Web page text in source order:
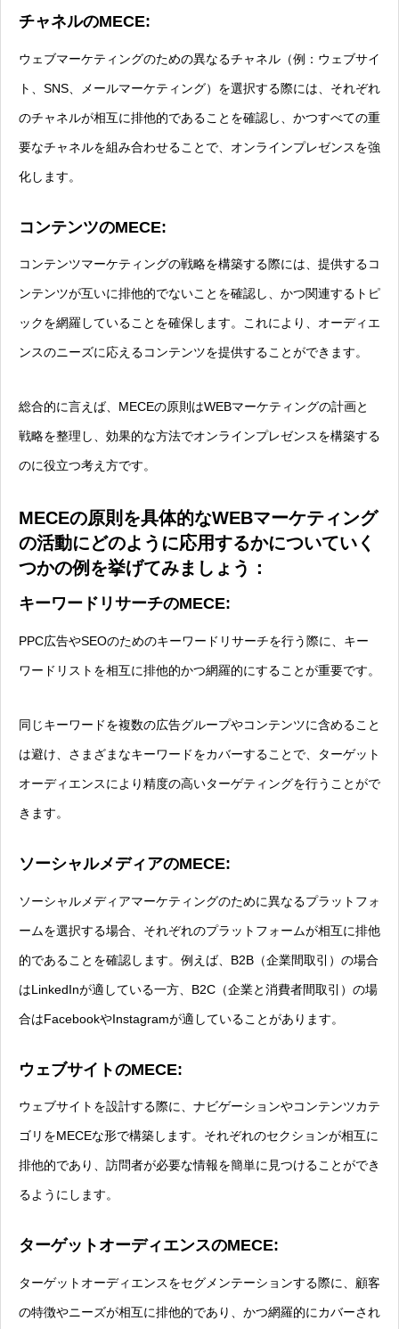
チャネルのMECE:
ウェブマーケティングのための異なるチャネル（例：ウェブサイ
ト、SNS、メールマーケティング）を選択する際には、それぞれ
のチャネルが相互に排他的であることを確認し、かつすべての重
要なチャネルを組み合わせることで、オンラインプレゼンスを強
化します。
コンテンツのMECE:
コンテンツマーケティングの戦略を構築する際には、提供するコ
ンテンツが互いに排他的でないことを確認し、かつ関連するトピ
ックを網羅していることを確保します。これにより、オーディエ
ンスのニーズに応えるコンテンツを提供することができます。
総合的に言えば、MECEの原則はWEBマーケティングの計画と
戦略を整理し、効果的な方法でオンラインプレゼンスを構築する
のに役立つ考え方です。
MECEの原則を具体的なWEBマーケティング
の活動にどのように応用するかについていく
つかの例を挙げてみましょう：
キーワードリサーチのMECE:
PPC広告やSEOのためのキーワードリサーチを行う際に、キー
ワードリストを相互に排他的かつ網羅的にすることが重要です。
同じキーワードを複数の広告グループやコンテンツに含めること
は避け、さまざまなキーワードをカバーすることで、ターゲット
オーディエンスにより精度の高いターゲティングを行うことがで
きます。
ソーシャルメディアのMECE:
ソーシャルメディアマーケティングのために異なるプラットフォ
ームを選択する場合、それぞれのプラットフォームが相互に排他
的であることを確認します。例えば、B2B（企業間取引）の場合
はLinkedInが適している一方、B2C（企業と消費者間取引）の場
合はFacebookやInstagramが適していることがあります。
ウェブサイトのMECE:
ウェブサイトを設計する際に、ナビゲーションやコンテンツカテ
ゴリをMECEな形で構築します。それぞれのセクションが相互に
排他的であり、訪問者が必要な情報を簡単に見つけることができ
るようにします。
ターゲットオーディエンスのMECE:
ターゲットオーディエンスをセグメンテーションする際に、顧客
の特徴やニーズが相互に排他的であり、かつ網羅的にカバーされ